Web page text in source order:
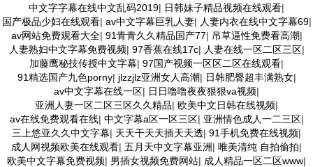
中文字字幕在线中文乱码2019| 日韩妹子精品视频在线观看|
国产极品少妇在线观看| av中文字幕巨乳人妻| 人妻内衣在线中文字幕69|
av网站免费观看大全| 91青青久久精品国产77| 吊草逼性免费看高潮|
人妻熟妇中文字幕免费视频| 97香蕉在线17c| 人妻在线一区二区三区|
加藤鹰秘技传授中文字幕| 97国产视频一区区二区在线观看|
91精选国产九色porny| jlzzjlz亚洲女人高潮| 日韩肥臀超丰满熟女|
av中文字幕在线一区| 日日噜噜夜夜狠狠va视频|
亚洲人妻一区二区三区久久精品| 欧美中文日韩在线视频|
av在线免费观看在线| 中文字幕a区一区三区| 亚洲情色成人一二三区|
三上悠亚久久中文字幕| 天天干天天插天天透| 91手机免费在线视频|
成人网视频欧美在线观看| 五月天中文字幕亚洲| 唯美清纯 自拍偷拍|
欧美中文字幕免费视频| 男插女视频免费网站| 成人精品一区二区www|